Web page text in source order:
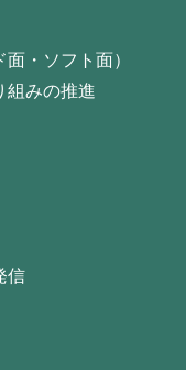
・ソフト面）
組みの推進
信